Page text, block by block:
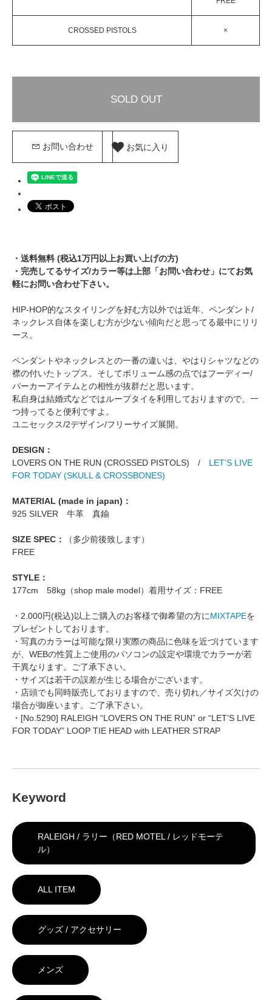
CROSSED PISTOLS ×
SOLD OUT
お問い合わせ お気に入り
・送料無料 (税込1万円以上お買い上げの方)
・完売してるサイズ/カラー等は上部「お問い合わせ」にてお気
軽にお問い合わせ下さい。
HIP-HOP的なスタイリングを好む方以外では近年、ペンダント/
ネックレス自体を楽しむ方が少ない傾向だと思ってる最中にリリ
ース。
ペンダントやネックレスとの一番の違いは、やはりシャツなどの
襟の付いたトップス。そしてボリューム感の点ではフーディー/
パーカーアイテムとの相性が抜群だと思います。
私自身は結婚式などではループタイを利用しておりますので、一
つ持ってると便利ですよ。
ユニセックス/2デザイン/フリーサイズ展開。
DESIGN：
LOVERS ON THE RUN (CROSSED PISTOLS) / LET’S LIVE
FOR TODAY (SKULL & CROSSBONES)
MATERIAL (made in japan)：
925 SILVER 牛革 真鍮
SIZE SPEC：
（多少前後致します）
FREE
STYLE：
177cm 58kg（shop male model）着用サイズ：FREE
・2.000円(税込)以上ご購入のお客様で御希望の方にMIXTAPEを
プレゼントしております。
・写真のカラーは可能な限り実際の商品に色味を近づけています
が、WEBの性質上ご使用のパソコンの設定や環境でカラーが若
干異なります。ご了承下さい。
・サイズは若干の誤差が生じる場合がございます。
・店頭でも同時販売しておりますので、売り切れ／サイズ欠けの
場合が御座います。ご了承下さい。
・[No.5290] RALEIGH “LOVERS ON THE RUN” or “LET’S LIVE
FOR TODAY” LOOP TIE HEAD with LEATHER STRAP
Keyword
RALEIGH / ラリー（RED MOTEL / レッドモーテ
ル）
ALL ITEM
グッズ / アクセサリー
メンズ